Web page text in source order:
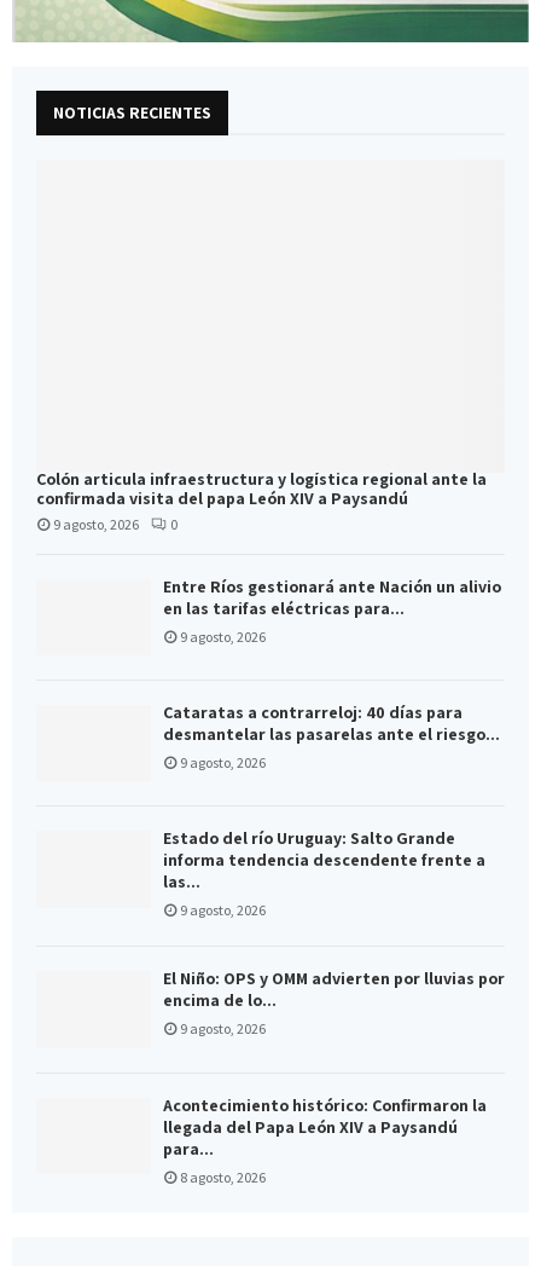
NOTICIAS RECIENTES
Colón articula infraestructura y logística regional ante la
confirmada visita del papa León XIV a Paysandú
9 agosto, 2026 0
Entre Ríos gestionará ante Nación un alivio
en las tarifas eléctricas para...
9 agosto, 2026
Cataratas a contrarreloj: 40 días para
desmantelar las pasarelas ante el riesgo...
9 agosto, 2026
Estado del río Uruguay: Salto Grande
informa tendencia descendente frente a
las...
9 agosto, 2026
El Niño: OPS y OMM advierten por lluvias por
encima de lo...
9 agosto, 2026
Acontecimiento histórico: Confirmaron la
llegada del Papa León XIV a Paysandú
para...
8 agosto, 2026